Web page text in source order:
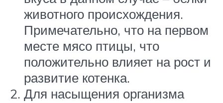
животного происхождения.
Примечательно, что на первом
месте мясо птицы, что
положительно влияет на рост и
развитие котенка.
Для насыщения организма